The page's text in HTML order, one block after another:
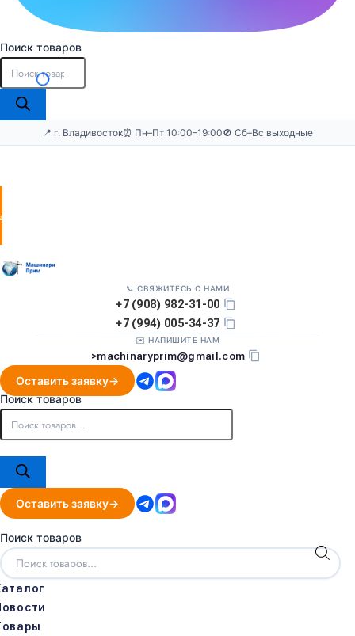
Поиск товаров
📍 г. Владивосток⏰ Пн–Пт 10:00–19:00🚫 Сб–Вс выходные
заявку
📞 СВЯЖИТЕСЬ С НАМИ
+7 (908) 982-31-00
+7 (994) 005-34-37
✉️ НАПИШИТЕ НАМ
>machinaryprim@gmail.com
Оставить заявку
Поиск товаров
Оставить заявку
Поиск товаров